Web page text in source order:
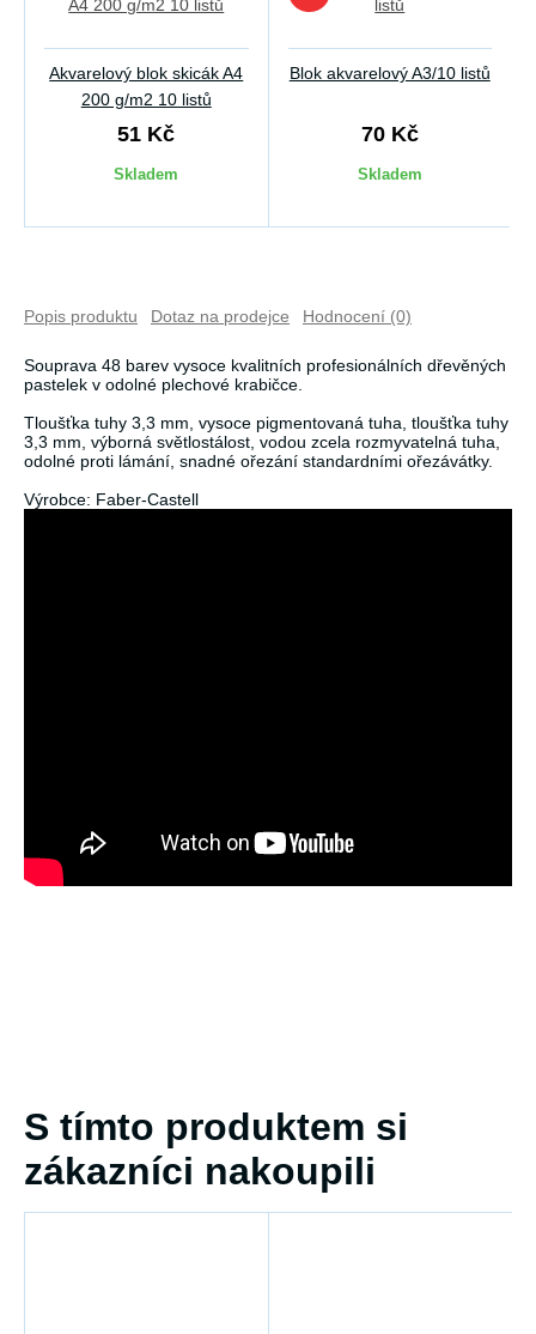
Akvarelový blok skicák A4
200 g/m2 10 listů
51 Kč
Skladem
Blok akvarelový A3/10 listů
70 Kč
Skladem
Popis produktu Dotaz na prodejce Hodnocení (0)
Souprava 48 barev vysoce kvalitních profesionálních dřevěných
pastelek v odolné plechové krabičce.
Tloušťka tuhy 3,3 mm, vysoce pigmentovaná tuha, tloušťka tuhy
3,3 mm, výborná světlostálost, vodou zcela rozmyvatelná tuha,
odolné proti lámání, snadné ořezání standardními ořezávátky.
Výrobce: Faber-Castell
S tímto produktem si
zákazníci nakoupili